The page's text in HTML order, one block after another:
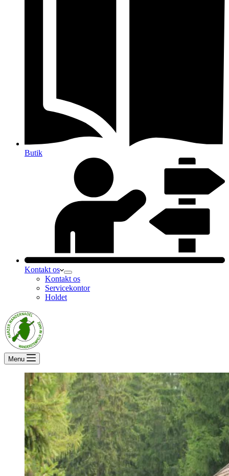
Butik
Kontakt os
Kontakt os
Servicekontor
Holdet
Menu